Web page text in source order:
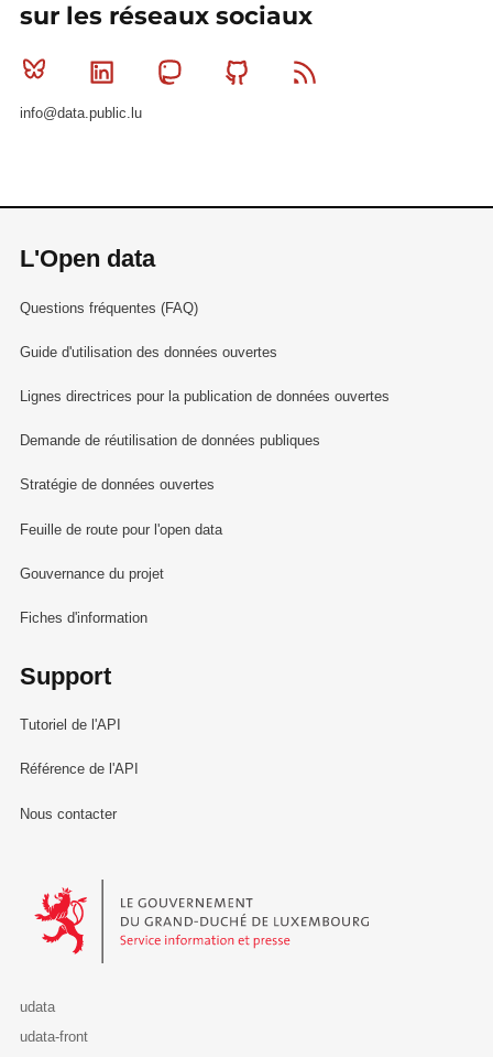
sur les réseaux sociaux
Bluesky Linkedin MastodonGithub
info@data.public.lu
L'Open data
Questions fréquentes (FAQ)
Guide d'utilisation des données ouvertes
Lignes directrices pour la publication de données ouvertes
Demande de réutilisation de données publiques
Stratégie de données ouvertes
Feuille de route pour l'open data
Gouvernance du projet
Fiches d'information
Support
Tutoriel de l'API
Référence de l'API
Nous contacter
Le Gouvernement du Grand-Duché de Luxembourg - Service
udata
udata-front